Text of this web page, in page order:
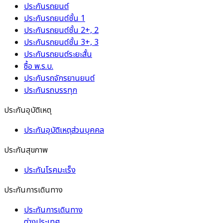
ประกันรถยนต์
ประกันรถยนต์ชั้น 1
ประกันรถยนต์ชั้น 2+, 2
ประกันรถยนต์ชั้น 3+, 3
ประกันรถยนต์ระยะสั้น
ซื้อ พ.ร.บ.
ประกันรถจักรยานยนต์
ประกันรถบรรทุก
ประกันอุบัติเหตุ
ประกันอุบัติเหตุส่วนบุคคล
ประกันสุขภาพ
ประกันโรคมะเร็ง
ประกันการเดินทาง
ประกันการเดินทาง